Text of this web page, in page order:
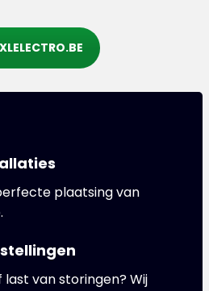
plaatsing van
van storingen? Wij